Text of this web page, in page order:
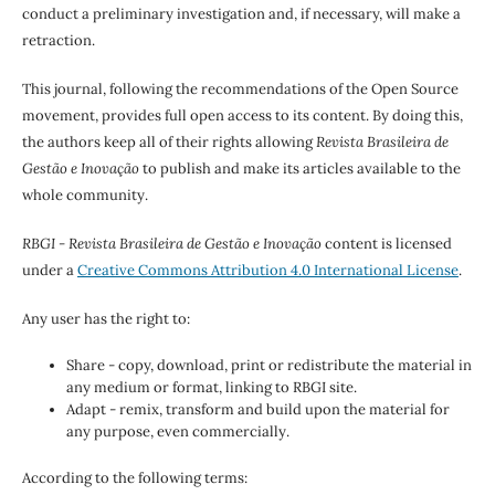
conduct a preliminary investigation and, if necessary, will make a
retraction.
This journal, following the recommendations of the Open Source
movement, provides full open access to its content. By doing this,
the authors keep all of their rights allowingRevista Brasileira de
Gestão e Inovaçãoto publish and make its articles available to the
whole community.
RBGI - Revista Brasileira de Gestão e Inovaçãocontent is licensed
under aCreative Commons Attribution 4.0 International License.
Any user has the right to:
Share - copy, download, print or redistribute the material in
any medium or format, linking to RBGI site.
Adapt - remix, transform and build upon the material for
any purpose, even commercially.
According to the following terms: